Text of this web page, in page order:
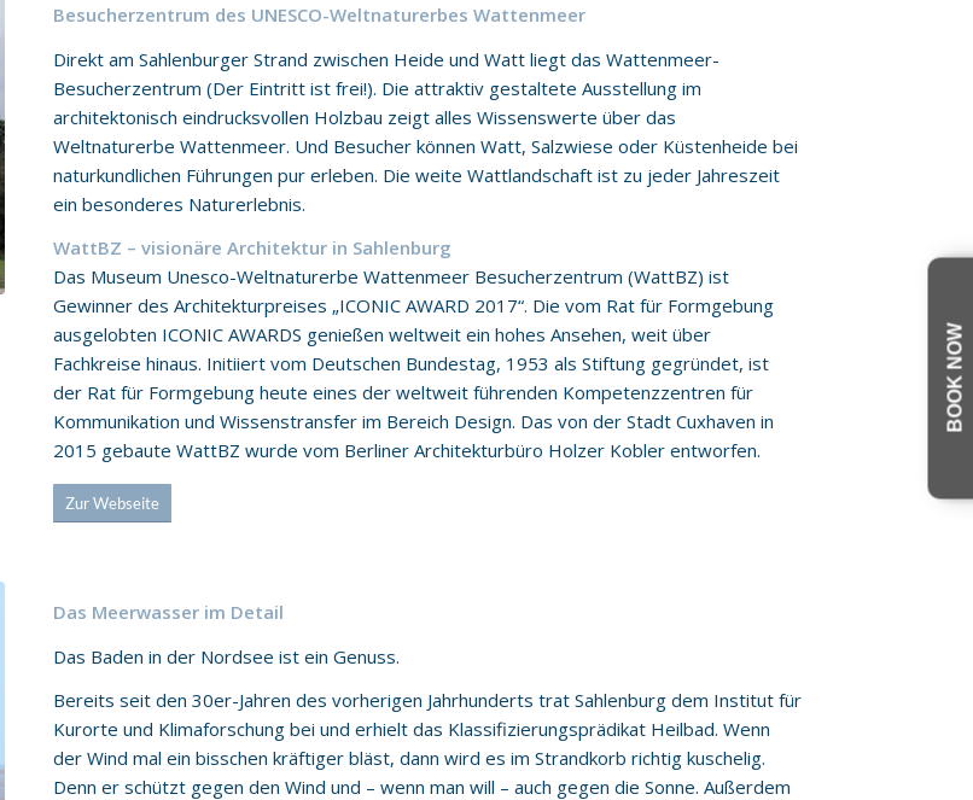
Besucherzentrum des UNESCO-Weltnaturerbes Wattenmeer
Direkt am Sahlenburger Strand zwischen Heide und Watt liegt das Wattenmeer-
Besucherzentrum (Der Eintritt ist frei!). Die attraktiv gestaltete Ausstellung im
architektonisch eindrucksvollen Holzbau zeigt alles Wissenswerte über das
Weltnaturerbe Wattenmeer. Und Besucher können Watt, Salzwiese oder Küstenheide bei
naturkundlichen Führungen pur erleben. Die weite Wattlandschaft ist zu jeder Jahreszeit
ein besonderes Naturerlebnis.
WattBZ – visionäre Architektur in Sahlenburg
Das Museum Unesco-Weltnaturerbe Wattenmeer Besucherzentrum (WattBZ) ist
Gewinner des Architekturpreises „ICONIC AWARD 2017“. Die vom Rat für Formgebung
ausgelobten ICONIC AWARDS genießen weltweit ein hohes Ansehen, weit über
Fachkreise hinaus. Initiiert vom Deutschen Bundestag, 1953 als Stiftung gegründet, ist
der Rat für Formgebung heute eines der weltweit führenden Kompetenzzentren für
Kommunikation und Wissenstransfer im Bereich Design. Das von der Stadt Cuxhaven in
2015 gebaute WattBZ wurde vom Berliner Architekturbüro Holzer Kobler entworfen.
Zur Webseite
Das Meerwasser im Detail
Das Baden in der Nordsee ist ein Genuss.
Bereits seit den 30er-Jahren des vorherigen Jahrhunderts trat Sahlenburg dem Institut für
Kurorte und Klimaforschung bei und erhielt das Klassifizierungsprädikat Heilbad. Wenn
der Wind mal ein bisschen kräftiger bläst, dann wird es im Strandkorb richtig kuschelig.
Denn er schützt gegen den Wind und – wenn man will – auch gegen die Sonne. Außerdem
BOOK NOW